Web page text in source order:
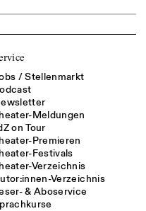
/ Stellenmarkt
Meldungen
on Tour
Premieren
Festivals
Verzeichnis
Verzeichnis
& Aboservice